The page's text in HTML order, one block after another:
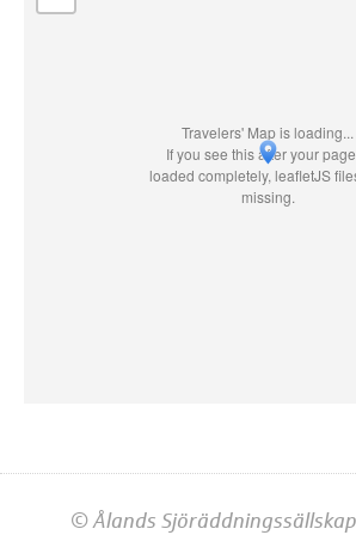
Travelers' Map is loading...
If you see this after your
loaded completely, leafletJS
missing.
© Ålands